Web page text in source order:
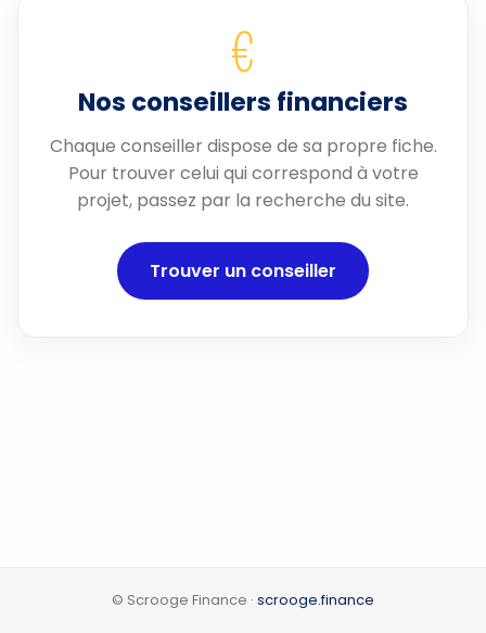
€
Nos conseillers financiers
Chaque conseiller dispose de sa propre fiche.
Pour trouver celui qui correspond à votre
projet, passez par la recherche du site.
Trouver un conseiller
© Scrooge Finance · scrooge.finance